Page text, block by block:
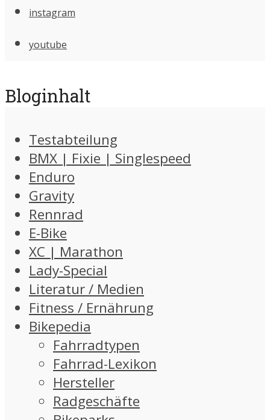
instagram
youtube
Bloginhalt
Testabteilung
BMX | Fixie | Singlespeed
Enduro
Gravity
Rennrad
E-Bike
XC | Marathon
Lady-Special
Literatur / Medien
Fitness / Ernährung
Bikepedia
Fahrradtypen
Fahrrad-Lexikon
Hersteller
Radgeschäfte